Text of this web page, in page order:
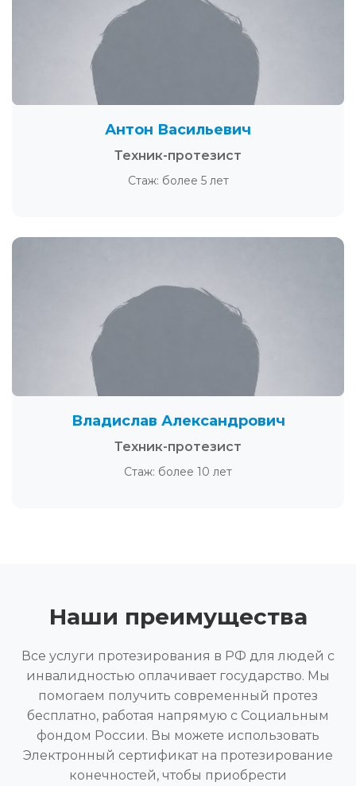
Антон Васильевич
Техник-протезист
Стаж: более 5 лет
Владислав Александрович
Техник-протезист
Стаж: более 10 лет
Наши преимущества
Все услуги протезирования в РФ для людей с
инвалидностью оплачивает государство. Мы
помогаем получить современный протез
бесплатно, работая напрямую с Социальным
фондом России. Вы можете использовать
Электронный сертификат на протезирование
конечностей, чтобы приобрести